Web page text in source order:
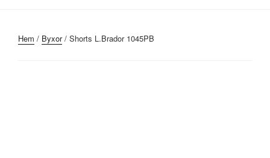
Hem / Byxor/ Shorts L.Brador 1045PB